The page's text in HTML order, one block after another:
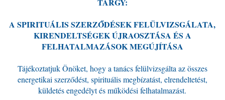
TÁRGY:
A SPIRITUÁLIS SZERZŐDÉSEK FELÜLVIZSGÁLATA,
KIRENDELTSÉGEK ÚJRAOSZTÁSA ÉS A
FELHATALMAZÁSOK MEGÚJÍTÁSA
Tájékoztatjuk Önöket, hogy a tanács felülvizsgálta az összes
energetikai szerződést, spirituális megbízatást, elrendeltetést,
küldetés engedélyt és működési felhatalmazást.